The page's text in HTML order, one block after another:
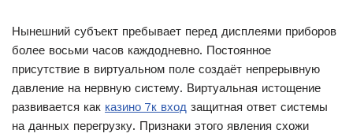
Нынешний субъект пребывает перед дисплеями приборов
более восьми часов каждодневно. Постоянное
присутствие в виртуальном поле создаёт непрерывную
давление на нервную систему. Виртуальная истощение
развивается как казино 7к вход защитная ответ системы
на данных перегрузку. Признаки этого явления схожи